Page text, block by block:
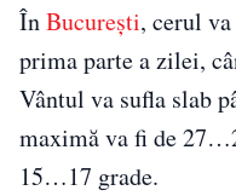
ÎnBucurești, cerul
prima parte a zilei,
Vântul va sufla slab
maximă va fi de
15…17 grade.